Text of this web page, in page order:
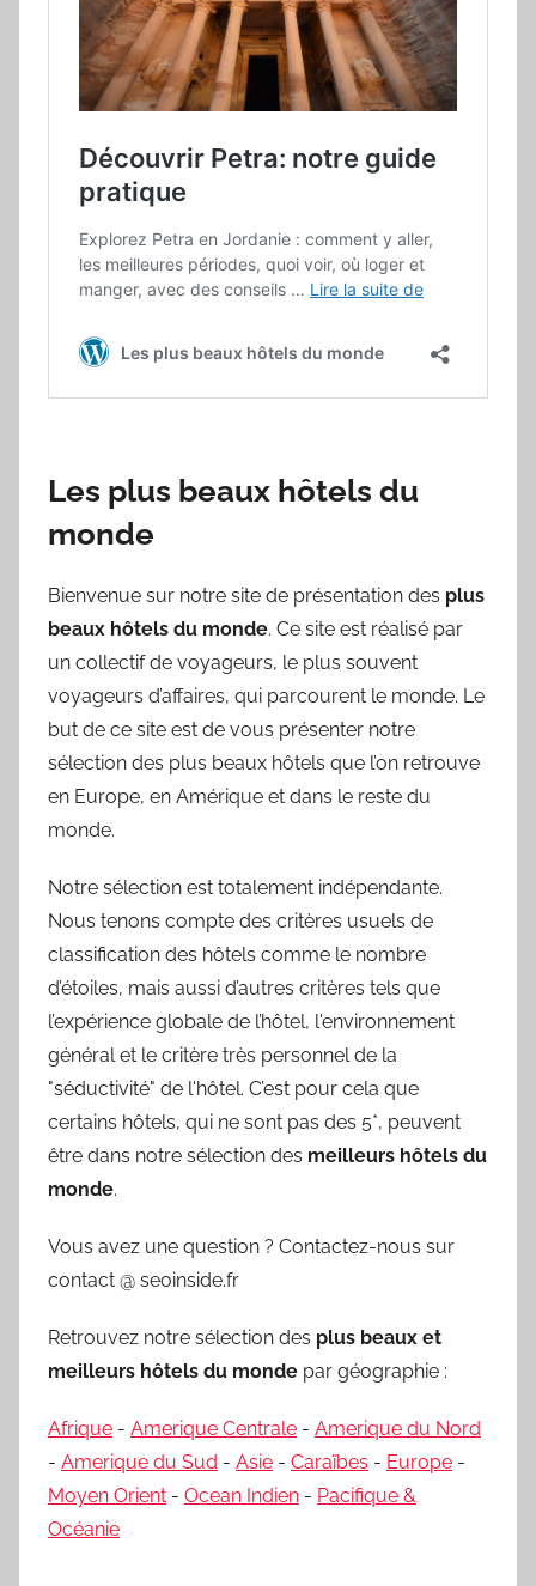
Les plus beaux hôtels du
monde
Bienvenue sur notre site de présentation des plus
beaux hôtels du monde. Ce site est réalisé par
un collectif de voyageurs, le plus souvent
voyageurs d’affaires, qui parcourent le monde. Le
but de ce site est de vous présenter notre
sélection des plus beaux hôtels que l’on retrouve
en Europe, en Amérique et dans le reste du
monde.
Notre sélection est totalement indépendante.
Nous tenons compte des critères usuels de
classification des hôtels comme le nombre
d’étoiles, mais aussi d’autres critères tels que
l’expérience globale de l’hôtel, l'environnement
général et le critère très personnel de la
"séductivité" de l'hôtel. C’est pour cela que
certains hôtels, qui ne sont pas des 5*, peuvent
être dans notre sélection des meilleurs hôtels du
monde.
Vous avez une question ? Contactez-nous sur
contact @ seoinside.fr
Retrouvez notre sélection des plus beaux et
meilleurs hôtels du monde par géographie :
Afrique - Amerique Centrale - Amerique du Nord
- Amerique du Sud - Asie - Caraïbes - Europe -
Moyen Orient - Ocean Indien - Pacifique &
Océanie